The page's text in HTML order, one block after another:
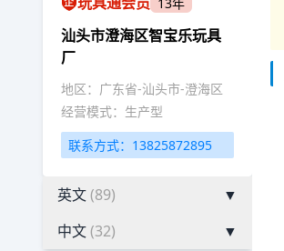
汕头市澄海区智宝乐玩具
厂
地区：广东省-汕头市-澄海区
经营模式：生产型
联系方式：13825872895
英文(89)
▼
中文(32) ▼